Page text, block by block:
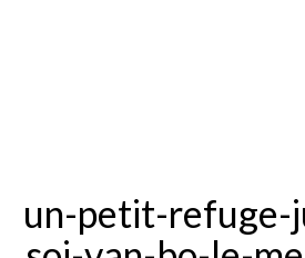
un-petit-refuge-